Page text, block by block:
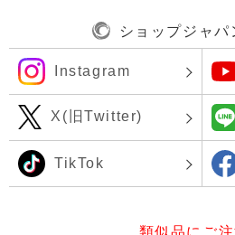
ショップジャ
Instagram
X(旧Twitter)
TikTok
類似品にご注